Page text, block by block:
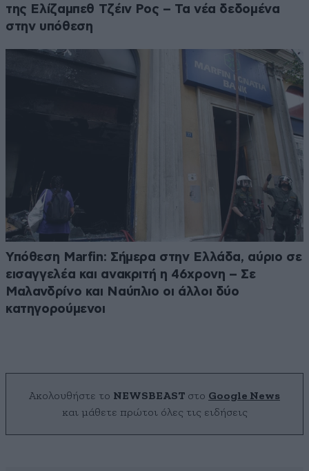
της Ελίζαμπεθ Τζέιν Ρος – Τα νέα δεδομένα
στην υπόθεση
Υπόθεση Marfin: Σήμερα στην Ελλάδα, αύριο σε
εισαγγελέα και ανακριτή η 46χρονη – Σε
Μαλανδρίνο και Ναύπλιο οι άλλοι δύο
κατηγορούμενοι
Ακολουθήστε το NEWSBEAST στο Google News
και μάθετε πρώτοι όλες τις ειδήσεις